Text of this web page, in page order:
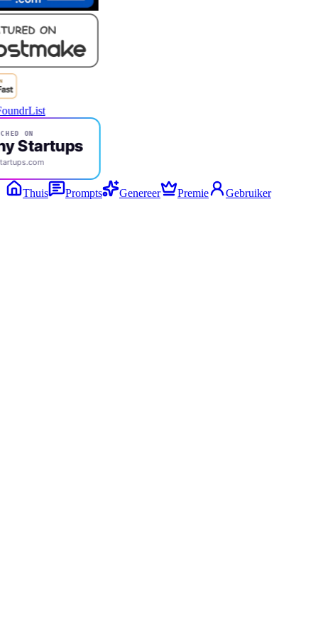
ON
Startups
Thuis Prompts Genereer Premie Gebruiker